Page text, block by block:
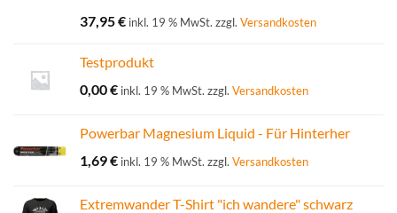
von 5
37,95€ inkl. 19 % MwSt. zzgl. Versandkosten
Testprodukt
0,00€ inkl. 19 % MwSt. zzgl. Versandkosten
Powerbar Magnesium Liquid - Für Hinterher
1,69€ inkl. 19 % MwSt. zzgl. Versandkosten
Extremwander T-Shirt "ich wandere" schwarz